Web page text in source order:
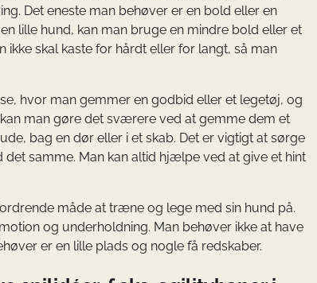
Det eneste man behøver er en bold eller en
lille hund, kan man bruge en mindre bold eller et
skal kaste for hårdt eller for langt, så man
hvor man gemmer en godbid eller et legetøj, og
man gøre det sværere ved at gemme dem et
bag en dør eller i et skab. Det er vigtigt at sørge
samme. Man kan altid hjælpe ved at give et hint
måde at træne og lege med sin hund på.
og underholdning. Man behøver ikke at have
er en lille plads og nogle få redskaber.